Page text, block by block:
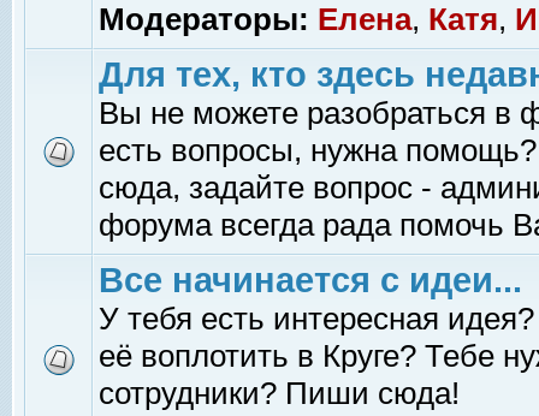
Модераторы: Елена, Катя,
Для тех, кто здесь
Вы не можете разобраться в
есть вопросы, нужна помощь?
сюда, задайте вопрос -
форума всегда рада помочь
Все начинается с идеи...
У тебя есть интересная
её воплотить в Круге? Тебе
сотрудники? Пиши сюда!